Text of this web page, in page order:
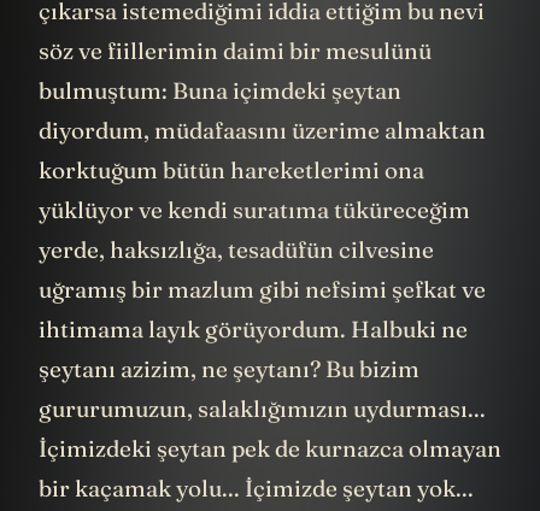
çıkarsa istemediğimi iddia ettiğim bu nevi
söz ve fiillerimin daimi bir mesulünü
bulmuştum: Buna içimdeki şeytan
diyordum, müdafaasını üzerime almaktan
korktuğum bütün hareketlerimi ona
yüklüyor ve kendi suratıma tüküreceğim
yerde, haksızlığa, tesadüfün cilvesine
uğramış bir mazlum gibi nefsimi şefkat ve
ihtimama layık görüyordum. Halbuki ne
şeytanı azizim, ne şeytanı? Bu bizim
gururumuzun, salaklığımızın uydurması...
İçimizdeki şeytan pek de kurnazca olmayan
bir kaçamak yolu... İçimizde şeytan yok...